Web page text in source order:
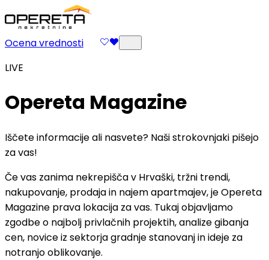
Ocena vrednosti
LIVE
Opereta Magazine
Iščete informacije ali nasvete? Naši strokovnjaki pišejo
za vas!
Če vas zanima nekrepišča v Hrvaški, tržni trendi,
nakupovanje, prodaja in najem apartmajev, je Opereta
Magazine prava lokacija za vas. Tukaj objavljamo
zgodbe o najbolj privlačnih projektih, analize gibanja
cen, novice iz sektorja gradnje stanovanj in ideje za
notranjo oblikovanje.